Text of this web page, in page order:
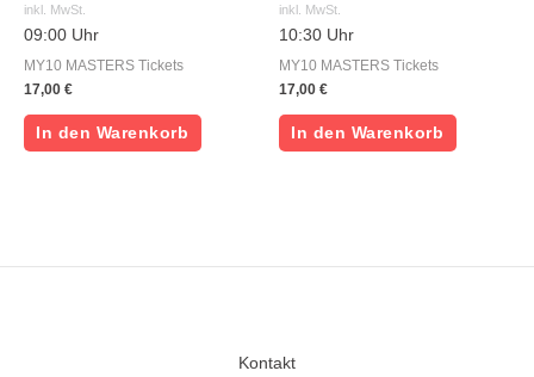
inkl. MwSt.
09:00 Uhr
MY10 MASTERS Tickets
17,00 €
In den Warenkorb
inkl. MwSt.
10:30 Uhr
MY10 MASTERS Tickets
17,00 €
In den Warenkorb
Kontakt